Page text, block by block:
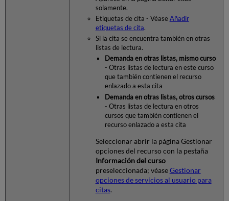
solamente.
Etiquetas de cita - VéaseAñadir
etiquetas de cita.
Si la cita se encuentra también en otras
listas de lectura.
Demanda en otras listas, mismo curso
- Otras listas de lectura en este curso
que también contienen el recurso
enlazado a esta cita
Demanda en otras listas, otros cursos
- Otras listas de lectura en otros
cursos que también contienen el
recurso enlazado a esta cita
Seleccionar abrir la página Gestionar
opciones del recurso con la pestaña
Información del curso
preseleccionada; véaseGestionar
opciones de servicios al usuario para
citas.